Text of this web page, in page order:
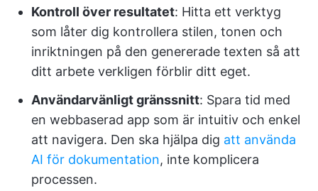
Kontroll över resultatet: Hitta ett verktyg
som låter dig kontrollera stilen, tonen och
inriktningen på den genererade texten så att
ditt arbete verkligen förblir ditt eget.
Användarvänligt gränssnitt: Spara tid med
en webbaserad app som är intuitiv och enkel
att navigera. Den ska hjälpa dig att använda
AI för dokumentation, inte komplicera
processen.